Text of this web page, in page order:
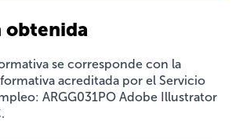
obtenida
se corresponde con la
acreditada por el Servicio
ARGG031PO Adobe Illustrator